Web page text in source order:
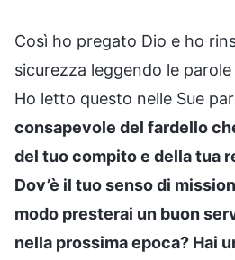
Così ho pregato Dio e ho
sicurezza leggendo le
Ho letto questo nelle Sue
consapevole del fardello
del tuo compito e della tua
Dov’è il tuo senso di
modo presterai un buon
nella prossima epoca? Hai